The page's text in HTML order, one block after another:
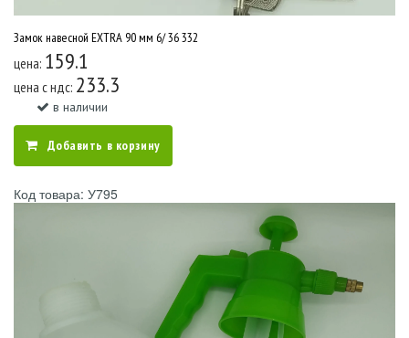
Замок навесной EXTRA 90 мм 6/ 36 332
цена: 159.1
цена c ндс: 233.3
в наличии
Добавить в корзину
Код товара: У795